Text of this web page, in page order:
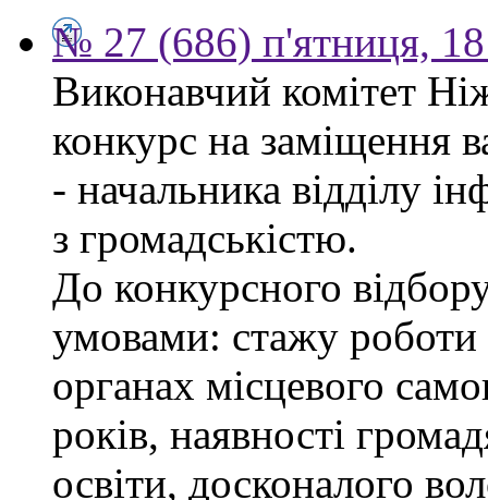
№ 27 (686) п'ятниця,
Виконавчий комітет
конкурс на заміщення
- начальника відділу
з громадськістю.
До конкурсного
умовами: стажу
органах місцевого
років, наявності
освіти, досконалого